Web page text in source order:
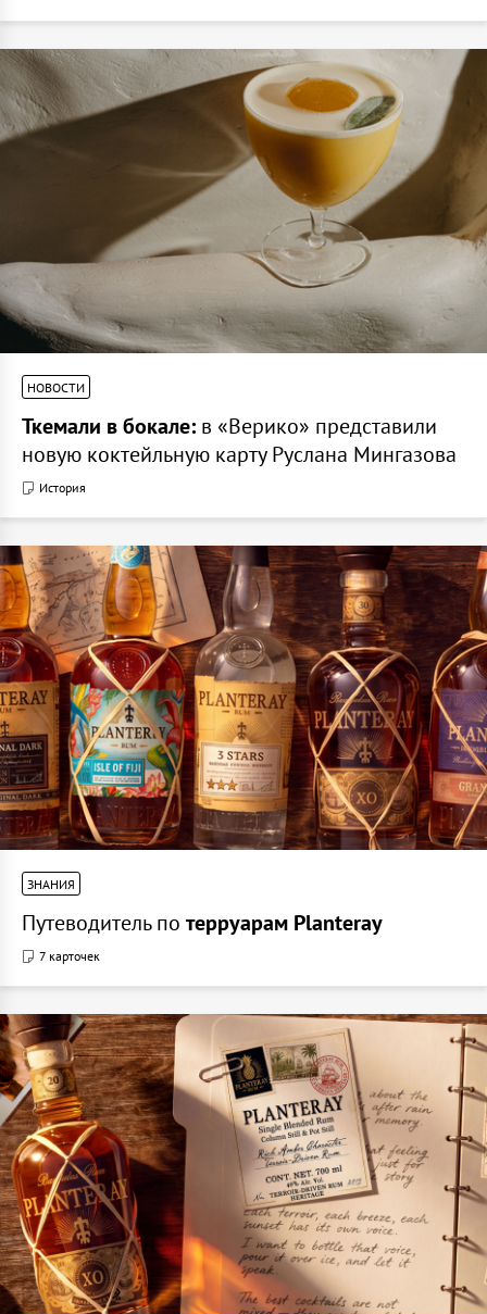
НОВОСТИ
Ткемали в бокале: в «Верико» представили
новую коктейльную карту Руслана Мингазова
История
ЗНАНИЯ
Путеводитель по терруарам Planteray
7 карточек